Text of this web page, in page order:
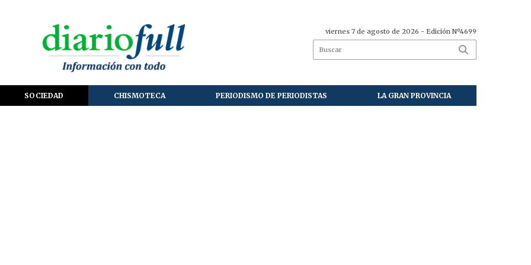
viernes 7 de agosto de 2026 - Edición Nº4699
SOCIEDAD CHISMOTECA PERIODISMO DE PERIODISTAS LA GRAN PROVINCIA